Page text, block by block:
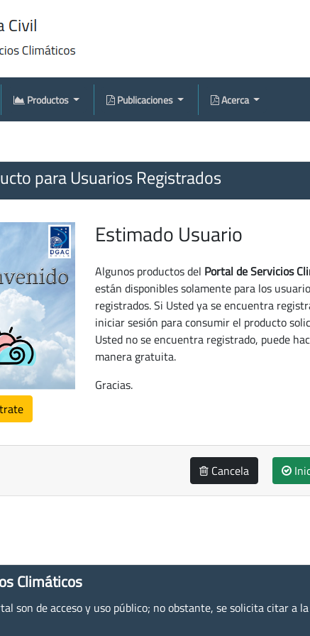
Productos Publicaciones Acerca
para Usuarios Registrados
Estimado Usuario
Algunos productos del Portal de Servicios
están disponibles solamente para los
registrados. Si Usted ya se encuentra
iniciar sesión para consumir el producto
Usted no se encuentra registrado, puede
manera gratuita.
Gracias.
Cancela
Climáticos
son de acceso y uso público; no obstante, se solicita citar a la